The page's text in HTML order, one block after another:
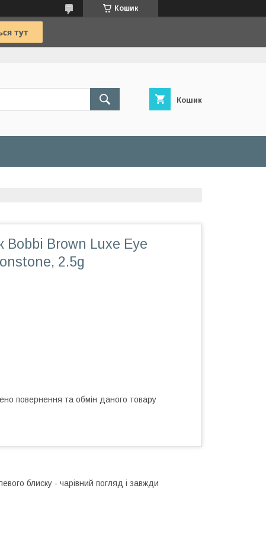
Кошик
Кошик
Bobbi Brown Luxe Eye
2.5g
повернення та обмін даного товару
блиску - чарівний погляд і завжди